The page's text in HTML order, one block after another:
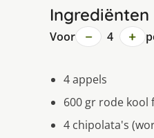
Ingrediënten
Voor − 4 +
4 appels
600 gr rode kool
4 chipolata's